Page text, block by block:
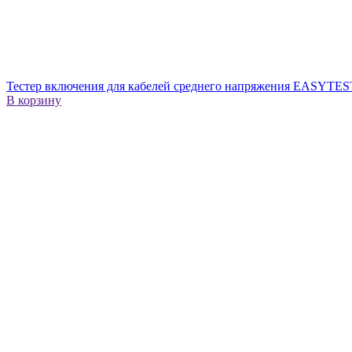
Тестер включения для кабелей среднего напряжения
В корзину